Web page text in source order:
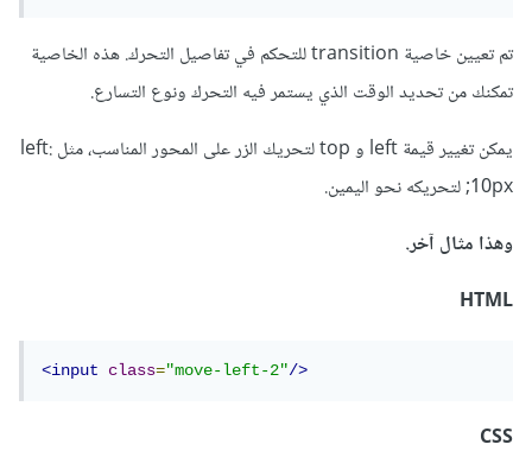
تم تعيين خاصية transition للتحكم في تفاصيل التحرك. هذه الخاصية
تمكنك من تحديد الوقت الذي يستمر فيه التحرك ونوع التسارع.
يمكن تغيير قيمة left و top لتحريك الزر على المحور المناسب، مثل left:
10px; لتحريكه نحو اليمين.
وهذا مثال آخر.
HTML
<input class="move-left-2"/>
CSS